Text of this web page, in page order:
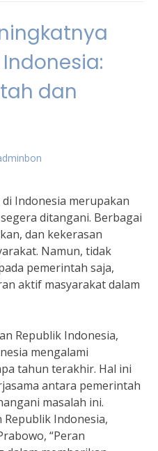
dan
Indonesia merupakan
ditangani. Berbagai
dan kekerasan
Namun, tidak
pemerintah saja,
aktif masyarakat dalam
Republik Indonesia,
mengalami
tahun terakhir. Hal ini
antara pemerintah
masalah ini.
Indonesia,
“Peran